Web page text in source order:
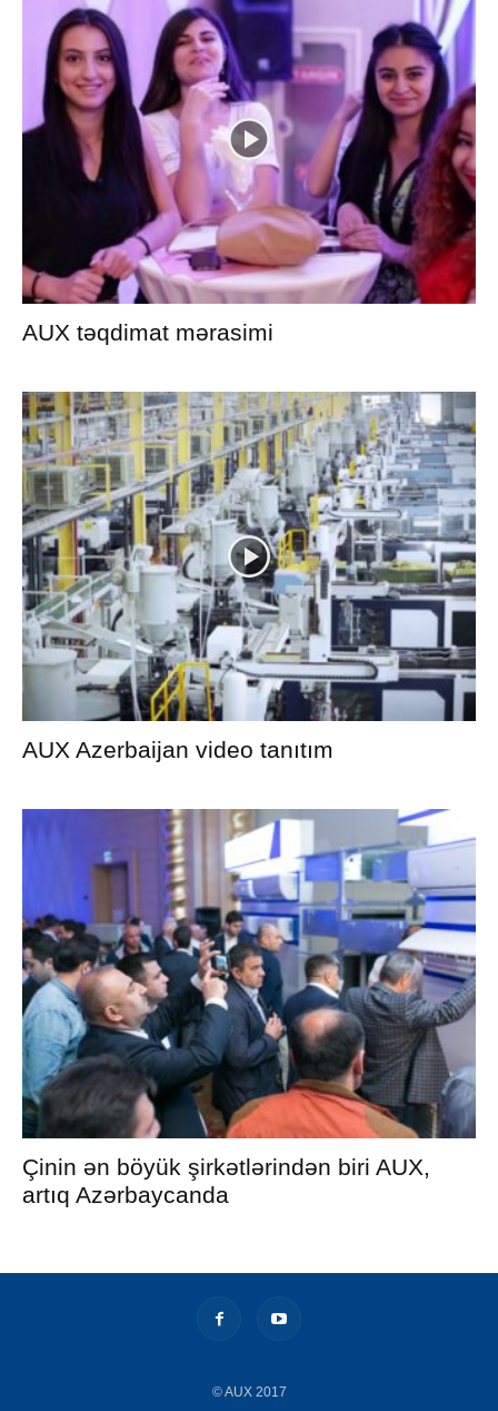
AUX təqdimat mərasimi
AUX Azerbaijan video tanıtım
Çinin ən böyük şirkətlərindən biri AUX,
artıq Azərbaycanda
© AUX 2017